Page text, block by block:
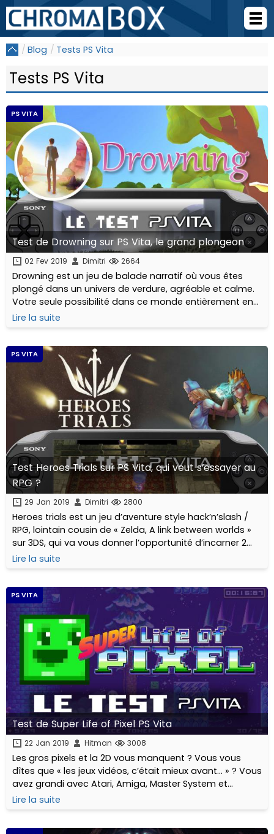
Blog Tests PS Vita
Tests PS Vita
PS VITA
Test de Drowning sur PS Vita, le grand plongeon
02 Fev 2019 Dimitri 2664
Drowning est un jeu de balade narratif où vous êtes
plongé dans un univers de verdure, agréable et calme.
Votre seule possibilité dans ce monde entièrement en
3D : avancer.
Lire la suite
PS VITA
Test Heroes Trials sur PS Vita, qui veut s’essayer au
RPG ?
29 Jan 2019 Dimitri 2800
Heroes trials est un jeu d’aventure style hack’n’slash /
RPG, lointain cousin de « Zelda, A link between worlds »
sur 3DS, qui va vous donner l’opportunité d’incarner 2
jeunes personnages, étudiants en magie, dans des
contrées verdoyantes remplies de vilaines créatures.
Lire la suite
PS VITA
Test de Super Life of Pixel PS Vita
22 Jan 2019 Hitman 3008
Les gros pixels et la 2D vous manquent ? Vous vous
dîtes que « les jeux vidéos, c’était mieux avant… » ? Vous
avez grandi avec Atari, Amiga, Master System et
consorts… ?
Lire la suite